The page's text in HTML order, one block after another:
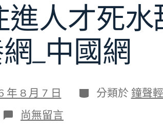
人才死水
_中國網
年 8 月 7 日 分
類
分類於 鐘聲
在
〈為
尚無留言